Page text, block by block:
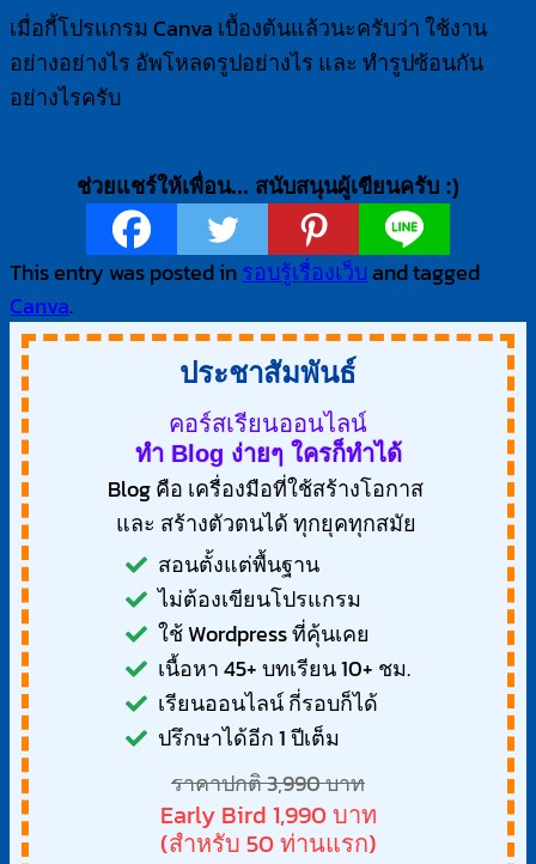
เมื่อกี้โปรแกรม Canva เบื้องต้นแล้วนะครับว่า ใช้งาน
อย่างอย่างไร อัพโหลดรูปอย่างไร และ ทำรูปซ้อนกัน
อย่างไรครับ
ช่วยแชร์ให้เพื่อน... สนับสนุนผู้เขียนครับ :)
This entry was posted inรอบรู้เรื่องเว็บand tagged
Canva.
ประชาสัมพันธ์
คอร์สเรียนออนไลน์
ทำ Blog ง่ายๆ ใครก็ทำได้
Blog คือ เครื่องมือที่ใช้สร้างโอกาส
และ สร้างตัวตนได้ ทุกยุคทุกสมัย
สอนตั้งแต่พื้นฐาน
ไม่ต้องเขียนโปรแกรม
ใช้ Wordpress ที่คุ้นเคย
เนื้อหา 45+ บทเรียน 10+ ชม.
เรียนออนไลน์ กี่รอบก็ได้
ปรึกษาได้อีก 1 ปีเต็ม
ราคาปกติ 3,990 บาท
Early Bird 1,990 บาท
(สำหรับ 50 ท่านแรก)